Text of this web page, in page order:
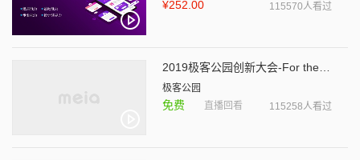
¥252.00 115570人看过
极客公园
免费 直播回看 115258人看过